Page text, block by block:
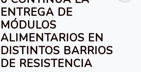
ENTREGA DE
MÓDULOS
ALIMENTARIOS EN
DISTINTOS BARRIOS
DE RESISTENCIA